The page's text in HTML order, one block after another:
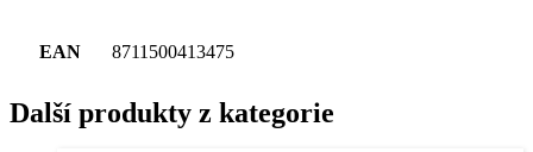
EAN 8711500413475
Další produkty z kategorie